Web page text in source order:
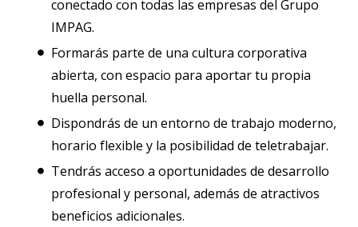
conectado con todas las empresas del Grupo
IMPAG.
Formarás parte de una cultura corporativa
abierta, con espacio para aportar tu propia
huella personal.
Dispondrás de un entorno de trabajo moderno,
horario flexible y la posibilidad de teletrabajar.
Tendrás acceso a oportunidades de desarrollo
profesional y personal, además de atractivos
beneficios adicionales.